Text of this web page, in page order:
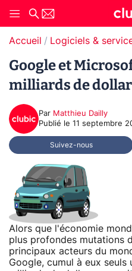
Accueil Logiciels &
Google et
milliards de
Par Matthieu Dailly
Publié le 11 septembre
Suivez-nous
Alors que l'économie
plus profondes mutations
principaux acteurs du
Google, cumul à eux